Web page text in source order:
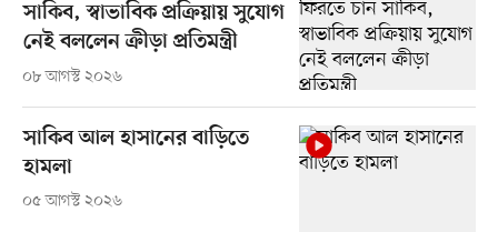
সাকিব, স্বাভাবিক প্রক্রিয়ায় সুযোগ
নেই বললেন ক্রীড়া প্রতিমন্ত্রী
০৮ আগস্ট ২০২৬
সাকিব আল হাসানের বাড়িতে
হামলা
০৫ আগস্ট ২০২৬